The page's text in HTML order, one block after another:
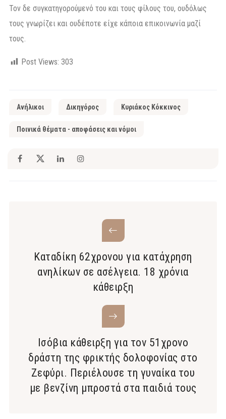
Τον δε συγκατηγορούμενό του και τους φίλους του, ουδόλως
τους γνωρίζει και ουδέποτε είχε κάποια επικοινωνία μαζί
τους.
Post Views: 303
Ανήλικοι Δικηγόρος Κυριάκος Κόκκινος
Ποινικά θέματα - αποφάσεις και νόμοι
Καταδίκη 62χρονου για κατάχρηση
ανηλίκων σε ασέλγεια. 18 χρόνια
κάθειρξη
Ισόβια κάθειρξη για τον 51χρονο
δράστη της φρικτής δολοφονίας στο
Ζεφύρι. Περιέλουσε τη γυναίκα του
με βενζίνη μπροστά στα παιδιά τους